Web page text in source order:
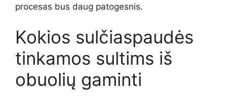
procesas bus daug patogesnis.
Kokios sulčiaspaudės
tinkamos sultims iš
obuolių gaminti